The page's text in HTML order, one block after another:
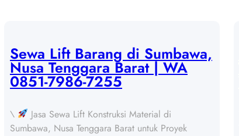
Sewa Lift Barang di Sumbawa,
Nusa Tenggara Barat | WA
0851-7986-7255
\
Jasa Sewa Lift Konstruksi Material di
Sumbawa, Nusa Tenggara Barat untuk Proyek